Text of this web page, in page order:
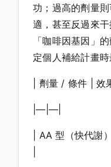
功；過高的劑量
適，甚至反過來
「咖啡因基因」
定個人補給計畫
| 劑量 / 條件 | 效
|—|—|
| AA 型（快代謝